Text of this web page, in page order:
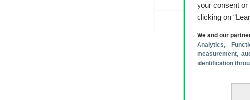
your consent or
clicking on
We and our
Analytics,
measurement,
identification